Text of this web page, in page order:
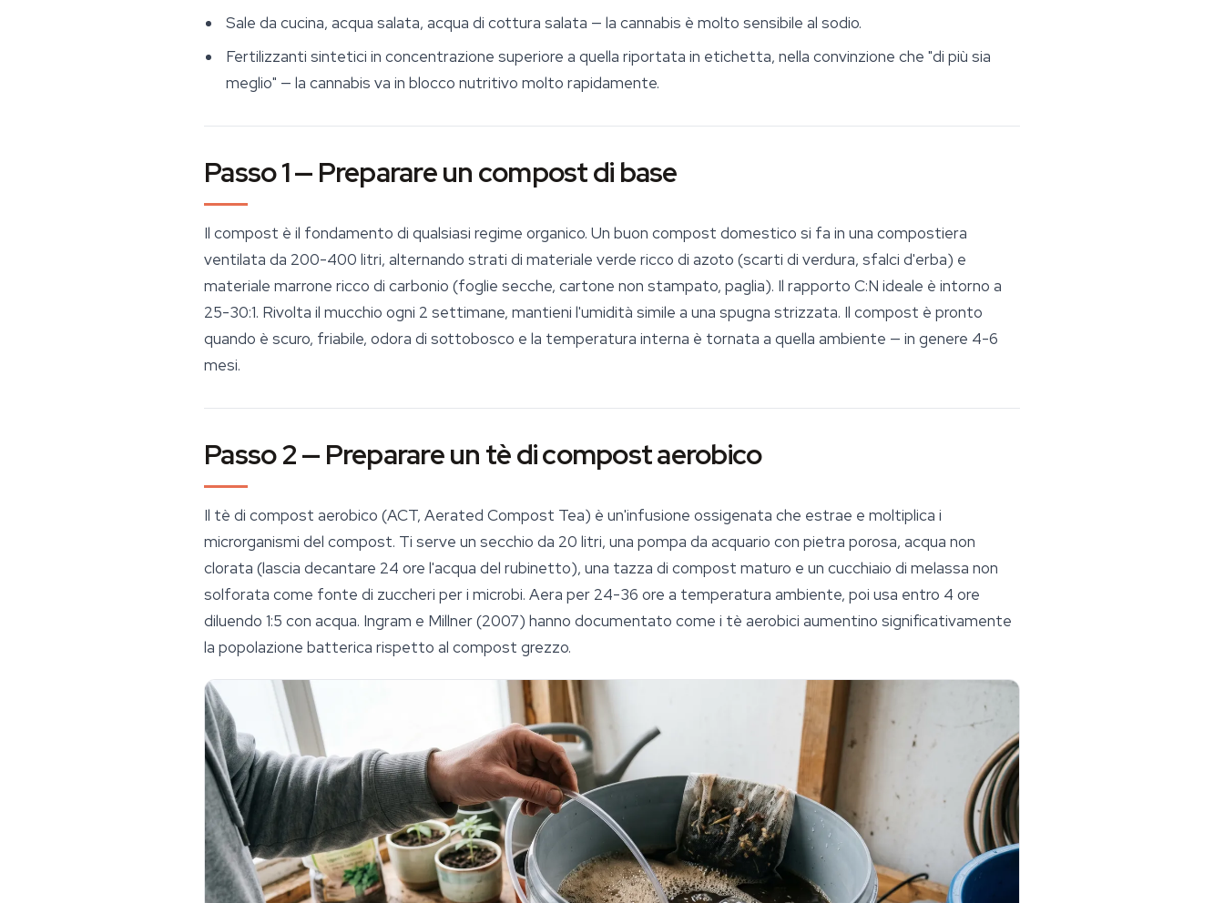
Sale da cucina, acqua salata, acqua di cottura salata — la cannabis è molto sensibile al sodio.
Fertilizzanti sintetici in concentrazione superiore a quella riportata in etichetta, nella convinzione che "di più sia
meglio" — la cannabis va in blocco nutritivo molto rapidamente.
Passo 1 — Preparare un compost di base
Il compost è il fondamento di qualsiasi regime organico. Un buon compost domestico si fa in una compostiera
ventilata da 200-400 litri, alternando strati di materiale verde ricco di azoto (scarti di verdura, sfalci d'erba) e
materiale marrone ricco di carbonio (foglie secche, cartone non stampato, paglia). Il rapporto C:N ideale è intorno a
25-30:1. Rivolta il mucchio ogni 2 settimane, mantieni l'umidità simile a una spugna strizzata. Il compost è pronto
quando è scuro, friabile, odora di sottobosco e la temperatura interna è tornata a quella ambiente — in genere 4-6
mesi.
Passo 2 — Preparare un tè di compost aerobico
Il tè di compost aerobico (ACT, Aerated Compost Tea) è un'infusione ossigenata che estrae e moltiplica i
microrganismi del compost. Ti serve un secchio da 20 litri, una pompa da acquario con pietra porosa, acqua non
clorata (lascia decantare 24 ore l'acqua del rubinetto), una tazza di compost maturo e un cucchiaio di melassa non
solforata come fonte di zuccheri per i microbi. Aera per 24-36 ore a temperatura ambiente, poi usa entro 4 ore
diluendo 1:5 con acqua. Ingram e Millner (2007) hanno documentato come i tè aerobici aumentino significativamente
la popolazione batterica rispetto al compost grezzo.